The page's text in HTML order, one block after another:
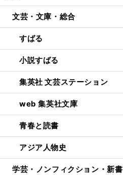
文芸・文庫・総合
すばる
小説すばる
集英社 文芸ステーション
web 集英社文庫
青春と読書
アジア人物史
学芸・ノンフィクション・新書